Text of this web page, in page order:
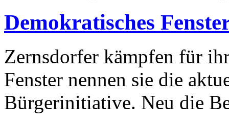
Demokratisches
Zernsdorfer kämpfen für
Fenster nennen sie die
Bürgerinitiative. Neu die